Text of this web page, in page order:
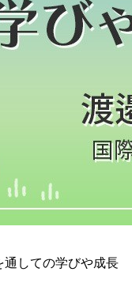
しての学びや成長